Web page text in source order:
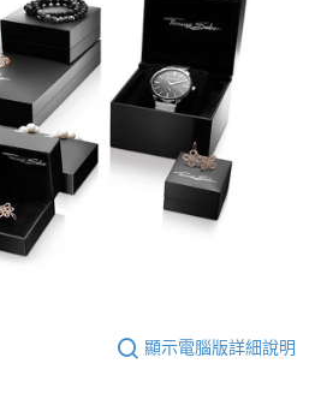
顯示電腦版詳細說明